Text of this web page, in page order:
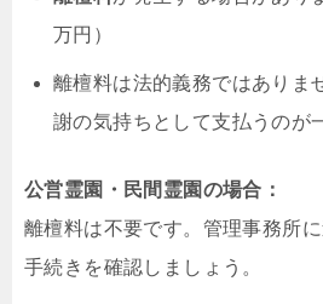
万円）
離檀料は法的義務ではありま
謝の気持ちとして支払うのが
公営霊園・民間霊園の場合：
離檀料は不要です。管理事務所
手続きを確認しましょう。